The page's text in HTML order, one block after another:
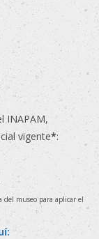
INAPAM,
vigente*:
museo para aplicar el